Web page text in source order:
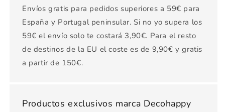
Envíos gratis para pedidos superiores a 59€ para
España y Portugal peninsular. Si no yo supera los
59€ el envío solo te costará 3,90€. Para el resto
de destinos de la EU el coste es de 9,90€ y gratis
a partir de 150€.
Productos exclusivos marca Decohappy